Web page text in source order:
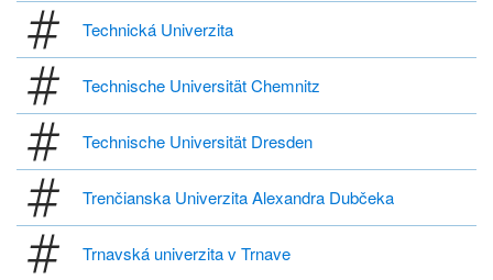
Technická Univerzita
Technische Universität Chemnitz
Technische Universität Dresden
Trenčianska Univerzita Alexandra Dubčeka
Trnavská univerzita v Trnave